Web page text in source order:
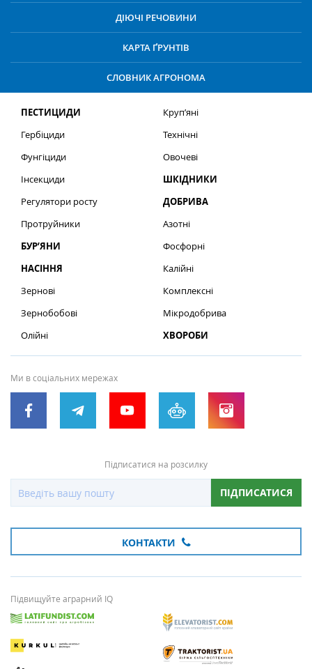
ДІЮЧІ РЕЧОВИНИ
КАРТА ҐРУНТІВ
СЛОВНИК АГРОНОМА
ПЕСТИЦИДИ
Гербіциди
Фунгіциди
Інсекциди
Регулятори росту
Протруйники
БУР’ЯНИ
НАСІННЯ
Зернові
Зернобобові
Олійні
Круп’яні
Технічні
Овочеві
ШКІДНИКИ
ДОБРИВА
Азотні
Фосфорні
Калійні
Комплексні
Мікродобрива
ХВОРОБИ
Ми в соціальних мережах
Підписатися на розсилку
ПІДПИСАТИСЯ
КОНТАКТИ
Підвищуйте аграрний IQ